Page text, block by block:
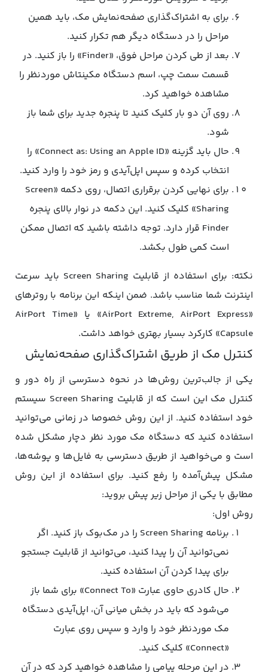
برای به اشتراک‌گذاری صفحه‌نمایش مک، باید همین
مراحل را در دستگاه دیگر هم تکرار کنید.
بعد از طی کردن مراحل فوق، «Finder» را باز کنید. در
قسمت سمت چپ، اسم دستگاه مکینتاش مورد‌نظر را
مشاهده خواهید کرد.
روی آن دو بار کلیک کنید تا پنجره جدید برای شما باز
شود.
حال باید گزینه «Connect as: Using an Apple ID» را
انتخاب کرده و سپس اپل‌آیدی و رمز خود را وارد کنید.
برای نهایی کردن برقراری اتصال، روی دکمه «Screen
Sharing» کلیک کنید. این دکمه در نوار بالای پنجره
Finder قرار دارد. توجه داشته باشید که اتصال ممکن
است کمی طول بکشد.
نکته: برای استفاده از قابلیت Screen Sharing باید سرعت
اینترنت شما مناسب باشد. ضمن اینکه این برنامه با روترهای
«AirPort Extreme, AirPort Express» یا «AirPort Time
Capsule» کارکرد بسیار بهتری خواهد داشت.
کنترل مک از طریق اشتراک‌گذاری صفحه‌نمایش
یکی از جالب‌ترین روش‌ها در نحوه دسترسی از راه دور و
کنترل مک این است که از قابلیت Screen Sharing سیستم
خود استفاده کنید. از این روش خصوصا در زمانی می‌توانید
استفاده کنید که دستگاه مک مورد نظر دچار مشکل شده
است و می‌خواهید از طریق دسترسی به فایل‌ها و پوشه‌ها،
مشکل پیش‌‌آمده را رفع کنید. برای استفاده از این روش
مطابق با یکی از مراحل زیر پیش بروید:
روش اول:
برنامه Screen Sharing را در مک‌بوک باز کنید. اگر
نمی‌توانید آن را پیدا کنید، می‌توانید از قابلیت جستجو
برای پیدا کردن آن استفاده کنید.
حال کادری حاوی عبارت «Connect To» برای شما باز
می‌شود که باید در بخش میانی آن، اپل‌آیدی دستگاه
مک مورد‌نظر خود را وارد و سپس روی عبارت
«Connect» کلیک کنید.
در این مرحله پیامی را مشاهده خواهید کرد که در آن